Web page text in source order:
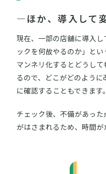
―ほか、導入して
現在、一部の店舗に導入
ックを何故やるのか」と
マンネリ化するとどうし
るので、どこがどのよう
に確認することもできま
チェック後、不備があっ
がはさまれるため、時間